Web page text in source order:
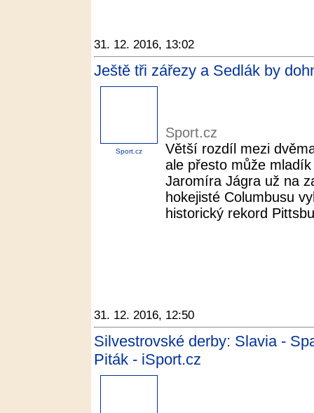
31. 12. 2016, 13:02
Ještě tři zářezy a Sedlák by
Sport.cz
Sport.cz
Větší rozdíl mezi
ale přesto může
Jaromíra Jágra už na
hokejisté Columbusu
historický rekord
31. 12. 2016, 12:50
Silvestrovské derby: Slavia -
Piták - iSport.cz